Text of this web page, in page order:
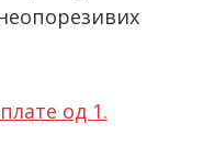
од 1.